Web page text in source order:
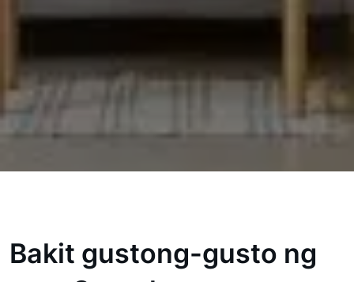
Bakit gustong-gusto ng